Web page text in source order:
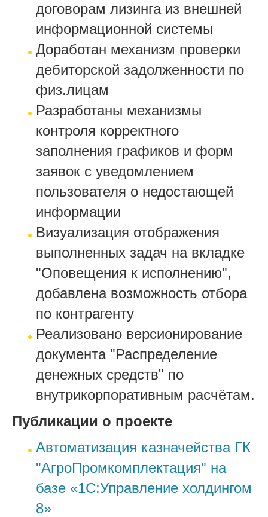
договорам лизинга из внешней
информационной системы
Доработан механизм проверки
дебиторской задолженности по
физ.лицам
Разработаны механизмы
контроля корректного
заполнения графиков и форм
заявок с уведомлением
пользователя о недостающей
информации
Визуализация отображения
выполненных задач на вкладке
"Оповещения к исполнению",
добавлена возможность отбора
по контрагенту
Реализовано версионирование
документа "Распределение
денежных средств" по
внутрикорпоративным расчётам.
Публикации о проекте
Автоматизация казначейства ГК
"АгроПромкомплектация" на
базе «1С:Управление холдингом
8»